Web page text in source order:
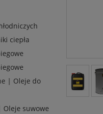
ciepła
| Oleje do
suwowe